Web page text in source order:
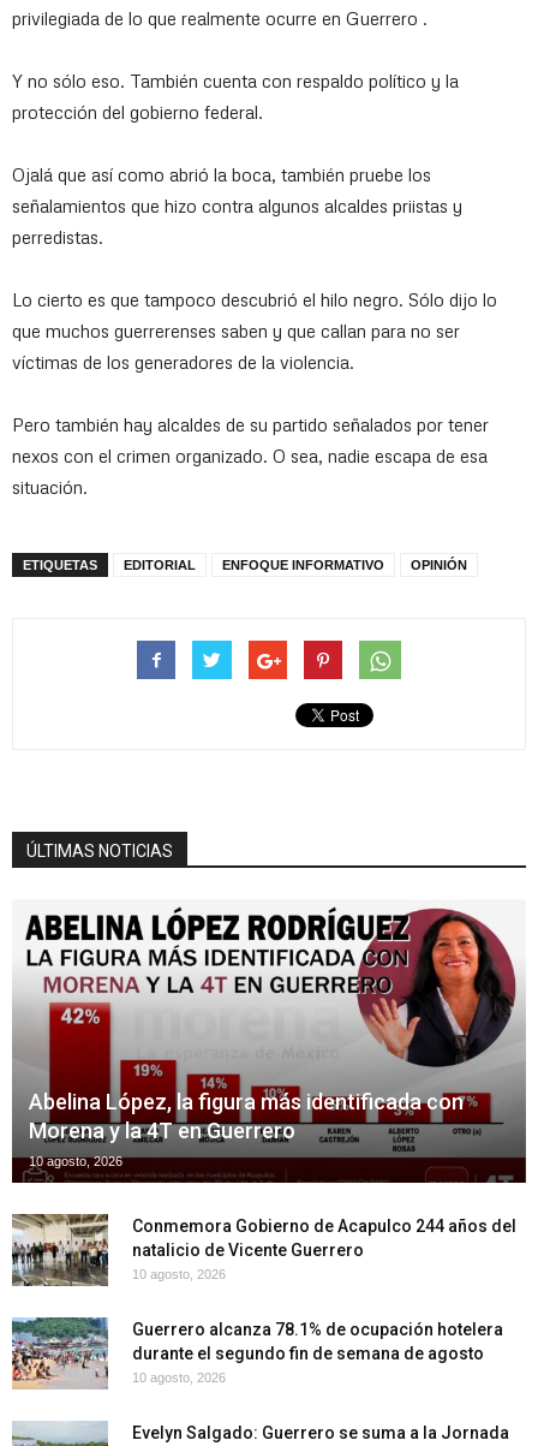
privilegiada de lo que realmente ocurre en Guerrero .
Y no sólo eso. También cuenta con respaldo político y la
protección del gobierno federal.
Ojalá que así como abrió la boca, también pruebe los
señalamientos que hizo contra algunos alcaldes priistas y
perredistas.
Lo cierto es que tampoco descubrió el hilo negro. Sólo dijo lo
que muchos guerrerenses saben y que callan para no ser
víctimas de los generadores de la violencia.
Pero también hay alcaldes de su partido señalados por tener
nexos con el crimen organizado. O sea, nadie escapa de esa
situación.
ETIQUETAS EDITORIAL ENFOQUE INFORMATIVO OPINIÓN
ÚLTIMAS NOTICIAS
Abelina López, la figura más identificada con
Morena y la 4T en Guerrero
10 agosto, 2026
Conmemora Gobierno de Acapulco 244 años del
natalicio de Vicente Guerrero
10 agosto, 2026
Guerrero alcanza 78.1% de ocupación hotelera
durante el segundo fin de semana de agosto
10 agosto, 2026
Evelyn Salgado: Guerrero se suma a la Jornada